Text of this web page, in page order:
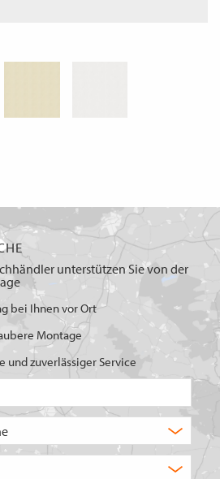
unterstützen Sie von der
bei Ihnen vor Ort
Montage
und zuverlässiger Service